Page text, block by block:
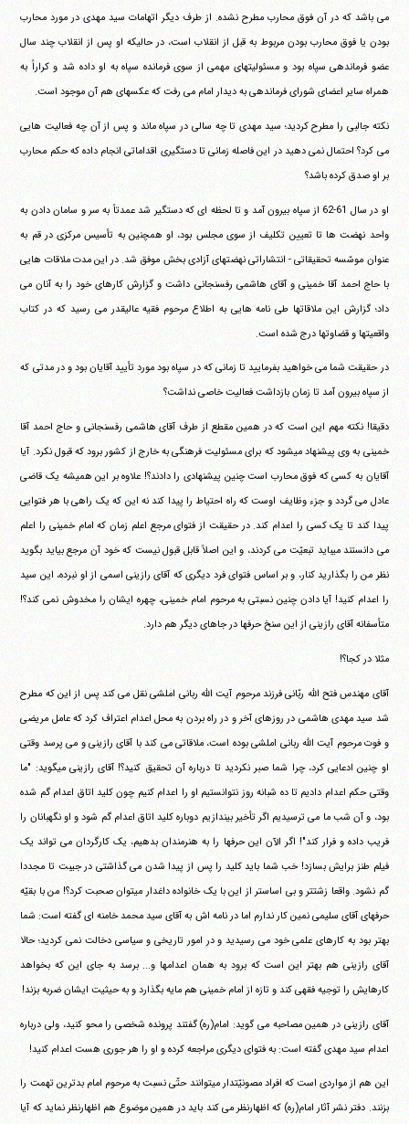
می باشد که در آن فوق محارب مطرح نشده. از طرف دیگر اتهامات سید مهدی در مورد محارب
بودن یا فوق محارب بودن مربوط به قبل از انقلاب است، در حالیکه او پس از انقلاب چند سال
عضو فرماندهی سپاه بود و مسئولیتهای مهمی از سوی فرمانده سپاه به او داده شد و کراراً به
همراه سایر اعضای شورای فرماندهی به دیدار امام می رفت که عکسهای هم آن موجود است.
نکته جالبی را مطرح کردید؛ سید مهدی تا چه سالی در سپاه ماند و پس از آن چه فعالیت هایی
می کرد؟ احتمال نمی دهید در این فاصله زمانی تا دستگیری اقداماتی انجام داده که حکم محارب
بر او صدق کرده باشد؟
او در سال 61-62 از سپاه بیرون آمد و تا لحظه ای که دستگیر شد عمدتاً به سر و سامان دادن به
واحد نهضت ها تا تعیین تکلیف از سوی مجلس بود، او همچنین به تأسیس مرکزی در قم به
عنوان موسّسه تحقیقاتی - انتشاراتی نهضتهای آزادی بخش موفق شد. در این مدت ملاقات هایی
با حاج احمد آقا خمینی و آقای هاشمی رفسنجانی داشت و گزارش کارهای خود را به آنان می
داد؛ گزارش این ملاقاتها طی نامه هایی به اطلاع مرحوم فقیه عالیقدر می رسید که در کتاب
واقعیتها و قضاوتها درج شده است.
در حقیقت شما می خواهید بفرمایید تا زمانی که در سپاه بود مورد تأیید آقایان بود و در مدتی که
از سپاه بیرون آمد تا زمان بازداشت فعالیت خاصی نداشت؟
دقیقا! نکته مهم این است که در همین مقطع از طرف آقای هاشمی رفسنجانی و حاج احمد آقا
خمینی به وی پیشنهاد میشود که برای مسئولیت فرهنگی به خارج از کشور برود که قبول نکرد. آیا
آقایان به کسی که فوق محارب است چنین پیشنهادی را دادند؟! علاوه بر این همیشه یک قاضی
عادل می گردد و جزء وظایف اوست که راه احتیاط را پیدا کند نه این که یک راهی با هر فتوایی
پیدا کند تا یک کسی را اعدام کند. در حقیقت از فتوای مرجع اعلم زمان که امام خمینی را اعلم
می دانستند میباید تبعیّت می کردند، و این اصلاً قابل قبول نیست که خود آن مرجع بیاید بگوید
نظر من را بگذارید کنار، و بر اساس فتوای فرد دیگری که آقای رازینی اسمی از او نبرده، این سید
را اعدام کنید! آیا دادن چنین نسبتی به مرحوم امام خمینی، چهره ایشان را مخدوش نمی کند؟!
متأسفانه آقای رازینی از این سنخ حرفها در جاهای دیگر هم دارد.
مثلا در کجا؟!
آقای مهندس فتح الله ربّانی فرزند مرحوم آیت الله ربانی املشی نقل می کند پس از این که مطرح
شد سید مهدی هاشمی در روزهای آخر و در راه بردن به محل اعدام اعتراف کرد که عامل مریضی
و فوت مرحوم آیت الله ربانی املشی بوده است، ملاقاتی می کند با آقای رازینی و می پرسد وقتی
او چنین ادعایی کرد، چرا شما صبر نکردید تا درباره آن تحقیق کنید؟! آقای رازینی میگوید: "ما
وقتی حکم اعدام دادیم تا ده شبانه روز نتوانستیم او را اعدام کنیم چون کلید اتاق اعدام گم شده
بود، و آن شب ما می ترسیدیم اگر تأخیر بیندازیم دوباره کلید اتاق اعدام گم شود و او نگهبانان را
فریب داده و فرار کند"! اگر الآن این حرفها را به هنرمندان بدهیم، یک کارگردان می تواند یک
فیلم طنز برایش بسازد! خب شما باید کلید را پس از پیدا شدن می گذاشتی در جیبت تا مجددا
گم نشود. واقعا زشتتر و بی اساستر از این با یک خانواده داغدار میتوان صحبت کرد؟! من با بقیّه
حرفهای آقای سلیمی نمین کار ندارم اما در نامه اش به آقای سید محمد خامنه ای گفته است: شما
بهتر بود به کارهای علمی خود می رسیدید و در امور تاریخی و سیاسی دخالت نمی کردید؛ حالا
آقای رازینی هم بهتر این است که برود به همان اعدامها و... برسد به جای این که بخواهد
کارهایش را توجیه فقهی کند و تازه از امام خمینی هم مایه بگذارد و به حیثیت ایشان ضربه بزند!
آقای رازینی در همین مصاحبه می گوید: امام(ره) گفتند پرونده شخصی را محو کنید، ولی درباره
اعدام سید مهدی گفته است: به فتوای دیگری مراجعه کرده و او را هر جوری هست اعدام کنید!
این هم از مواردی است که افراد مصونیّتدار میتوانند حتّی نسبت به مرحوم امام بدترین تهمت را
بزنند. دفتر نشر آثار امام(ره) که اظهارنظر می کند باید در همین موضوع هم اظهارنظر نماید که آیا